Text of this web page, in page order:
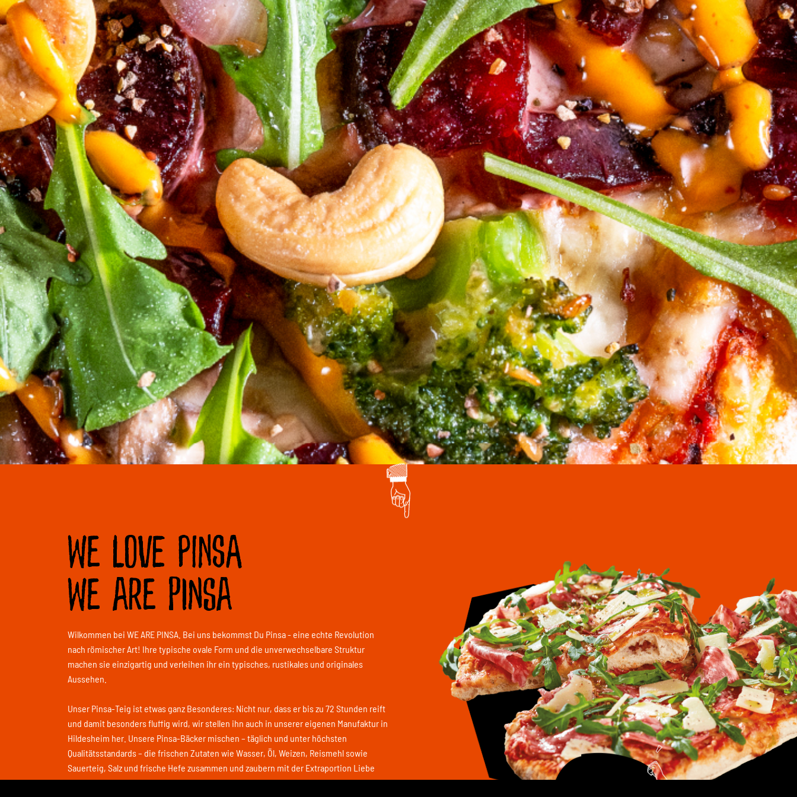
We love Pinsa
We are Pinsa
Wilkommen bei WE ARE PINSA. Bei uns bekommst Du Pinsa - eine echte Revolution
nach römischer Art! Ihre typische ovale Form und die unverwechselbare Struktur
machen sie einzigartig und verleihen ihr ein typisches, rustikales und originales
Aussehen.
Unser Pinsa-Teig ist etwas ganz Besonderes: Nicht nur, dass er bis zu 72 Stunden reift
und damit besonders fluffig wird, wir stellen ihn auch in unserer eigenen Manufaktur in
Hildesheim her. Unsere Pinsa-Bäcker mischen – täglich und unter höchsten
Qualitätsstandards – die frischen Zutaten wie Wasser, Öl, Weizen, Reismehl sowie
Sauerteig, Salz und frische Hefe zusammen und zaubern mit der Extraportion Liebe
unsere Pinsen so einzigartig fluffig.